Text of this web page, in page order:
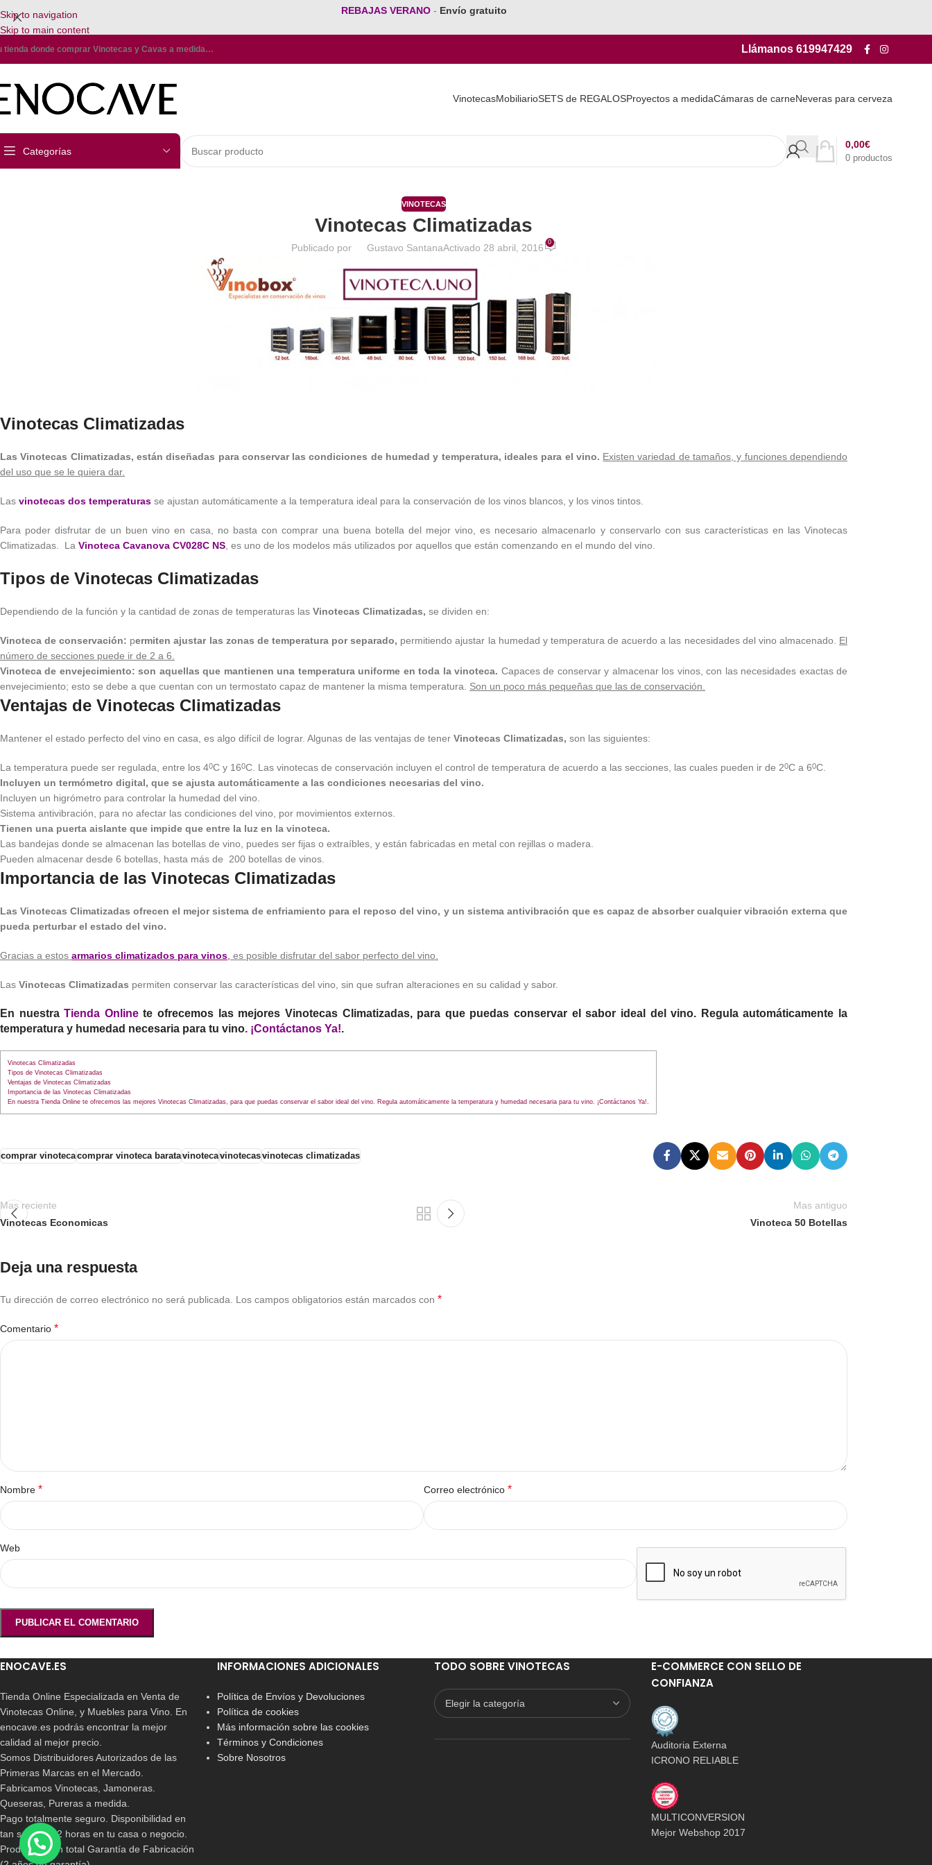
Skip to navigation
Skip to main content
REBAJAS VERANO - Envío gratuito
tienda donde comprar Vinotecas y Cavas a medida… Llámanos 619947429
VinotecasMobiliarioSETS de REGALOSProyectos a medidaCámaras de carneNeveras para cerveza
Categorías
0 productos
0,00€
VINOTECAS
Vinotecas Climatizadas
Publicado por Gustavo SantanaActivado 28 abril, 2016 0
Vinotecas Climatizadas
Las Vinotecas Climatizadas, están diseñadas para conservar las condiciones de humedad y temperatura, ideales para el vino. Existen variedad de tamaños, y funciones dependiendo
del uso que se le quiera dar.
Las vinotecas dos temperaturas se ajustan automáticamente a la temperatura ideal para la conservación de los vinos blancos, y los vinos tintos.
Para poder disfrutar de un buen vino en casa, no basta con comprar una buena botella del mejor vino, es necesario almacenarlo y conservarlo con sus características en las Vinotecas
Climatizadas. La Vinoteca Cavanova CV028C NS , es uno de los modelos más utilizados por aquellos que están comenzando en el mundo del vino.
Tipos de Vinotecas Climatizadas
Dependiendo de la función y la cantidad de zonas de temperaturas las Vinotecas Climatizadas, se dividen en:
Vinoteca de conservación: permiten ajustar las zonas de temperatura por separado, permitiendo ajustar la humedad y temperatura de acuerdo a las necesidades del vino almacenado. El
número de secciones puede ir de 2 a 6.
Vinoteca de envejecimiento: son aquellas que mantienen una temperatura uniforme en toda la vinoteca. Capaces de conservar y almacenar los vinos, con las necesidades exactas de
envejecimiento; esto se debe a que cuentan con un termostato capaz de mantener la misma temperatura. Son un poco más pequeñas que las de conservación.
Ventajas de Vinotecas Climatizadas
Mantener el estado perfecto del vino en casa, es algo difícil de lograr. Algunas de las ventajas de tener Vinotecas Climatizadas, son las siguientes:
La temperatura puede ser regulada, entre los 40C y 160C. Las vinotecas de conservación incluyen el control de temperatura de acuerdo a las secciones, las cuales pueden ir de 20C a 60C.
Incluyen un termómetro digital, que se ajusta automáticamente a las condiciones necesarias del vino.
Incluyen un higrómetro para controlar la humedad del vino.
Sistema antivibración, para no afectar las condiciones del vino, por movimientos externos.
Tienen una puerta aislante que impide que entre la luz en la vinoteca.
Las bandejas donde se almacenan las botellas de vino, puedes ser fijas o extraíbles, y están fabricadas en metal con rejillas o madera.
Pueden almacenar desde 6 botellas, hasta más de 200 botellas de vinos.
Importancia de las Vinotecas Climatizadas
Las Vinotecas Climatizadas ofrecen el mejor sistema de enfriamiento para el reposo del vino, y un sistema antivibración que es capaz de absorber cualquier vibración externa que
pueda perturbar el estado del vino.
Gracias a estos armarios climatizados para vinos es posible disfrutar del sabor perfecto del vino.
Las Vinotecas Climatizadas permiten conservar las características del vino, sin que sufran alteraciones en su calidad y sabor.
En nuestraTienda Onlinete ofrecemos las mejores Vinotecas Climatizadas, para que puedas conservar el sabor ideal del vino. Regula automáticamente la
temperatura y humedad necesaria para tu vino. ¡Contáctanos Ya!.
Vinotecas Climatizadas
Tipos de Vinotecas Climatizadas
Ventajas de Vinotecas Climatizadas
Importancia de las Vinotecas Climatizadas
En nuestra Tienda Online te ofrecemos las mejores Vinotecas Climatizadas, para que puedas conservar el sabor ideal del vino. Regula automáticamente la temperatura y humedad necesaria para tu vino. ¡Contáctanos Ya!.
comprar vinotecacomprar vinoteca baratavinotecavinotecasvinotecas climatizadas
Mas reciente
Vinotecas Economicas
Mas antiguo
Vinoteca 50 Botellas
Deja una respuesta
Tu dirección de correo electrónico no será publicada. Los campos obligatorios están marcados con *
Comentario *
Nombre * Correo electrónico *
Web
ENOCAVE.ES
Tienda Online Especializada en Venta de
Vinotecas Online, y Muebles para Vino. En
enocave.es podrás encontrar la mejor
calidad al mejor precio.
Somos Distribuidores Autorizados de las
Primeras Marcas en el Mercado.
Fabricamos Vinotecas, Jamoneras.
Queseras, Pureras a medida.
Pago totalmente seguro. Disponibilidad en
tan solo 24/72 horas en tu casa o negocio.
Productos con total Garantía de Fabricación
INFORMACIONES ADICIONALES
Política de Envíos y Devoluciones
Política de cookies
Más información sobre las cookies
Términos y Condiciones
Sobre Nosotros
TODO SOBRE VINOTECAS
E-COMMERCE CON SELLO DE
CONFIANZA
Auditoria Externa
ICRONO RELIABLE
MULTICONVERSION
Mejor Webshop 2017